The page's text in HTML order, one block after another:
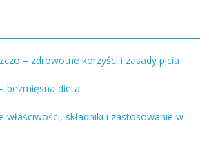
– zdrowotne korzyści i zasady picia
bezmięsna dieta
składniki i zastosowanie w